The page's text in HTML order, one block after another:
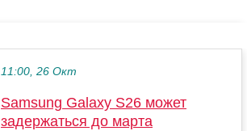
11:00, 26 Окт
Samsung Galaxy S26 может
задержаться до марта